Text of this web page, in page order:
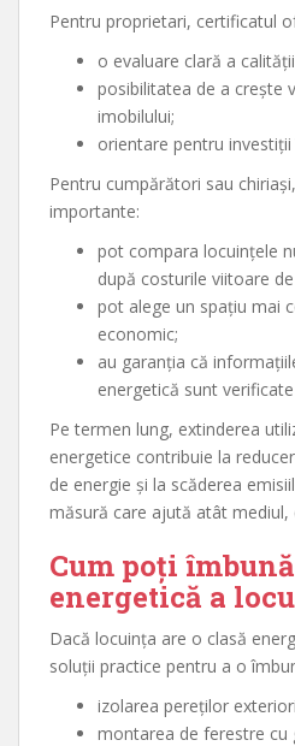
Pentru proprietari, certificatul
o evaluare clară a
posibilitatea de a crește
imobilului;
orientare pentru
Pentru cumpărători sau
importante:
pot compara locuințele
după costurile viitoare
pot alege un spațiu mai
economic;
au garanția că
energetică sunt
Pe termen lung, extinderea
energetice contribuie la
de energie și la scăderea
măsură care ajută atât mediul,
Cum poți
energetică a
Dacă locuința are o clasă
soluții practice pentru a o
izolarea pereților
montarea de ferestre cu